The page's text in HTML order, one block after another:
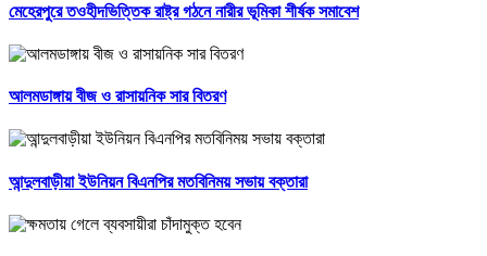
মেহেরপুরে তওহীদভিত্তিক রাষ্ট্র গঠনে নারীর ভূমিকা শীর্ষক সমাবেশ
আলমডাঙ্গায় বীজ ও রাসায়নিক সার বিতরণ
আন্দুলবাড়ীয়া ইউনিয়ন বিএনপির মতবিনিময় সভায় বক্তারা